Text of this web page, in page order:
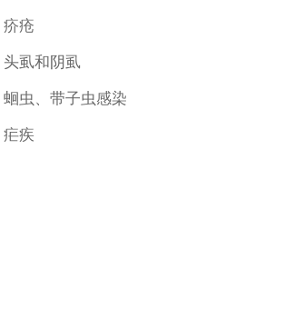
疥疮
头虱和阴虱
蛔虫、带子虫感染
疟疾